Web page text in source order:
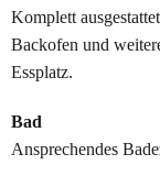
Komplett
Backofen und
Essplatz.
Bad
Ansprechendes